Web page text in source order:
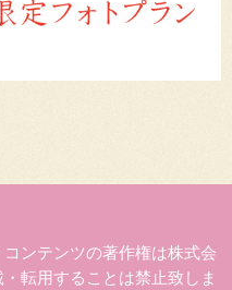
ンテンツの著作権は株式会
転用することは禁止致しま